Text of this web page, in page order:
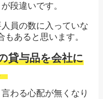
段違いです。
員の数に入っていな
あると思います。
貸与品を会社に
わる心配が無くなり